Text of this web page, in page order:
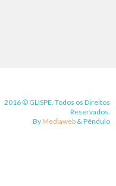
2016 © GLISPE. Todos os Direitos
Reservados.
By Mediaweb & Pêndulo